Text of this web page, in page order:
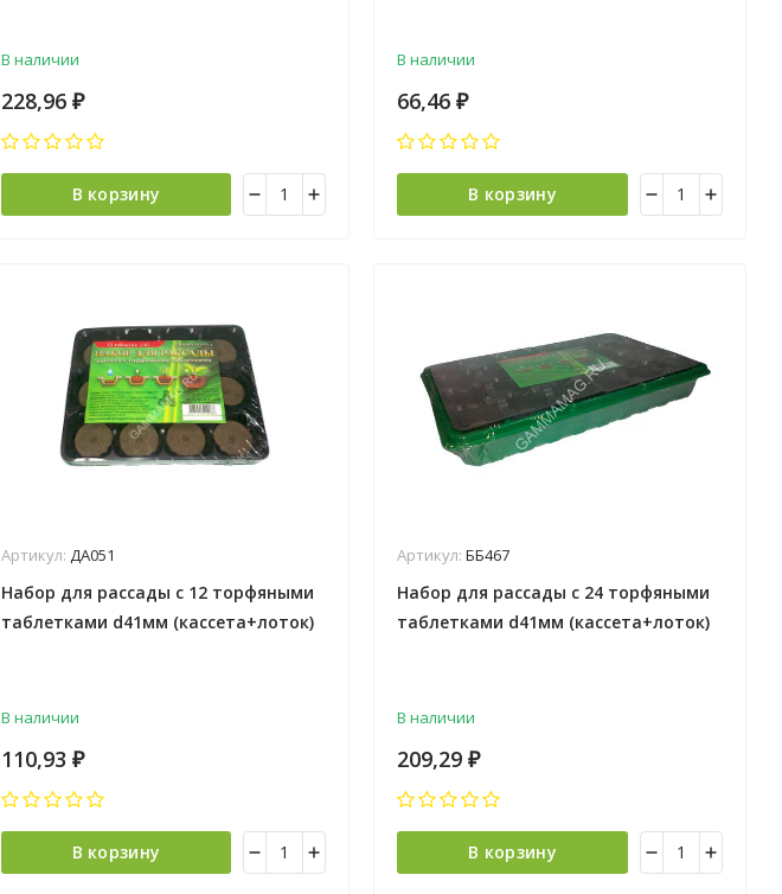
В наличии
228,96 ₽
В корзину
В наличии
66,46₽
В корзину
Артикул: ДА051
Набор для рассады с 12 торфяными
таблетками d41мм (кассета+лоток)
В наличии
110,93 ₽
В корзину
Артикул:ББ467
Набор для рассады с 24 торфяными
таблетками d41мм (кассета+лоток)
В наличии
209,29₽
В корзину